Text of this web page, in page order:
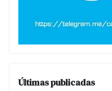
Últimas publicadas